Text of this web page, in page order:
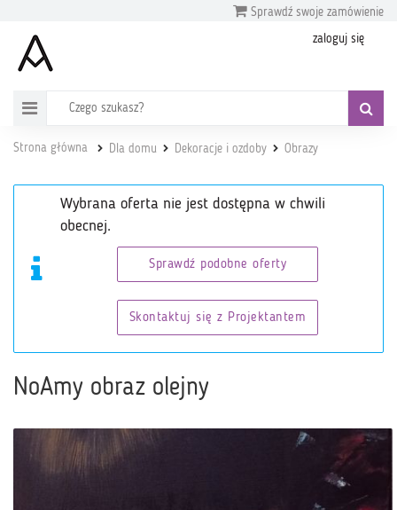
Sprawdź swoje zamówienie
zaloguj się
Strona główna Dla domu Dekoracje i ozdoby Obrazy
Wybrana oferta nie jest dostępna w chwili
obecnej.
Sprawdź podobne oferty
Skontaktuj się z Projektantem
NoAmy obraz olejny